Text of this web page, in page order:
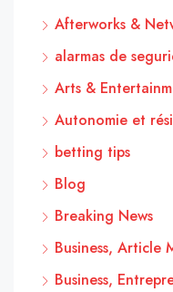
Afterworks &
alarmas de
Arts &
Autonomie et
betting tips
Blog
Breaking News
Business, Article
Business,